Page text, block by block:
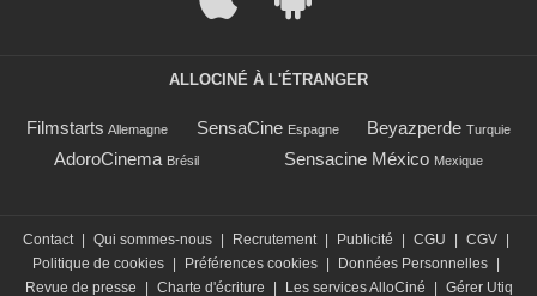
ALLOCINÉ À L'ÉTRANGER
Filmstarts Allemagne SensaCine Espagne Beyazperde Turquie
AdoroCinema Brésil Sensacine México Mexique
Contact Qui sommes-nous Recrutement Publicité CGU CGV
Politique de cookies
Préférences cookies Données Personnelles
Revue de presse
Charte d'écriture Les services AlloCiné Gérer Utiq